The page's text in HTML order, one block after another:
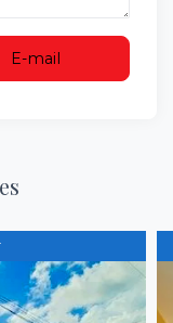
E-mail